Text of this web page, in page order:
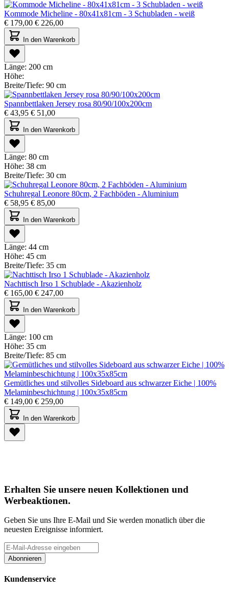
Kommode Micheline - 80x41x81cm - 3 Schubladen - weiß
€ 179,00 € 226,00
In den Warenkorb
Länge: 200 cm
Höhe:
Breite/Tiefe: 90 cm
Spannbettlaken Jersey rosa 80/90/100x200cm
€ 43,95 € 51,00
In den Warenkorb
Länge: 80 cm
Höhe: 38 cm
Breite/Tiefe: 30 cm
Schuhregal Leonore 80cm, 2 Fachböden - Aluminium
€ 58,95 € 85,00
In den Warenkorb
Länge: 44 cm
Höhe: 45 cm
Breite/Tiefe: 35 cm
Nachttisch Irso 1 Schublade - Akazienholz
€ 165,00 € 247,00
In den Warenkorb
Länge: 100 cm
Höhe: 35 cm
Breite/Tiefe: 85 cm
Gemütliches und stilvolles Sideboard aus schwarzer Eiche | 100%
Melaminbeschichtung | 100x35x85cm
€ 149,00 € 259,00
In den Warenkorb
Erhalten Sie unsere neuen Kollektionen und
Werbeaktionen.
Geben Sie uns Ihre E-Mail und Sie werden monatlich über die
neuesten Ereignisse informiert.
Abonnieren
Kundenservice